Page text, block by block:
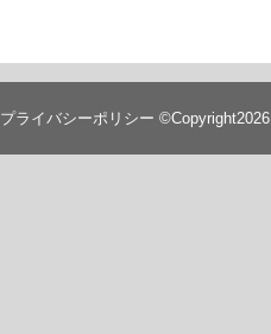
プライバシーポリシー ©Copyright2026